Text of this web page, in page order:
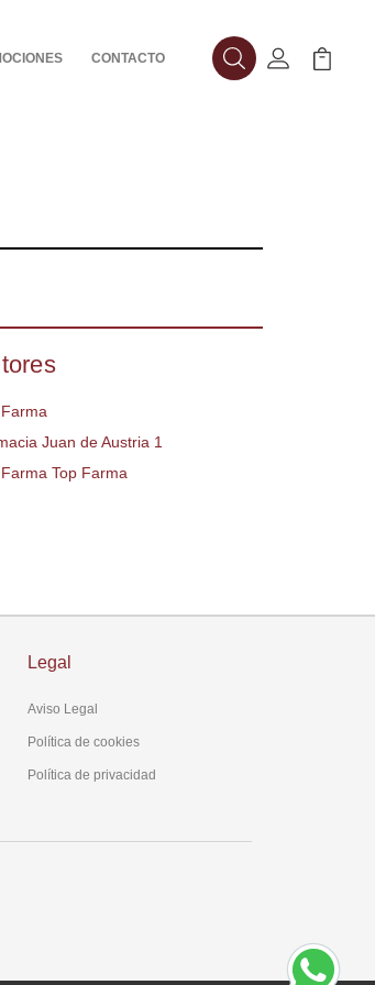
CONTACTO BuscarMi Cuenta
Mi
Juan de Austria 1
Top Farma
Legal
Aviso Legal
Política de cookies
Política de privacidad